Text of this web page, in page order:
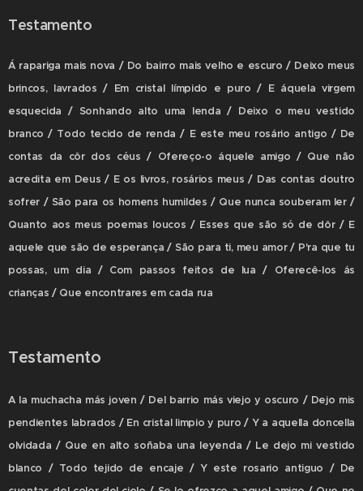
Testamento
Á rapariga mais nova / Do bairro mais velho e escuro / Deixo meus
brincos, lavrados / Em cristal límpido e puro / E áquela virgem
esquecida / Sonhando alto uma lenda / Deixo o meu vestido
branco / Todo tecido de renda / E este meu rosário antigo / De
contas da côr dos céus / Ofereço-o áquele amigo / Que não
acredita em Deus / E os livros, rosários meus / Das contas doutro
sofrer / São para os homens humildes / Que nunca souberam ler /
Quanto aos meus poemas loucos / Esses que são só de dôr / E
aquele que são de esperança / São para ti, meu amor / P'ra que tu
possas, um dia / Com passos feitos de lua / Oferecê-los ás
crianças / Que encontrares em cada rua
Testamento
A la muchacha más joven / Del barrio más viejo y oscuro / Dejo mis
pendientes labrados / En cristal limpio y puro / Y a aquella doncella
olvidada / Que en alto soñaba una leyenda / Le dejo mi vestido
blanco / Todo tejido de encaje / Y este rosario antiguo / De